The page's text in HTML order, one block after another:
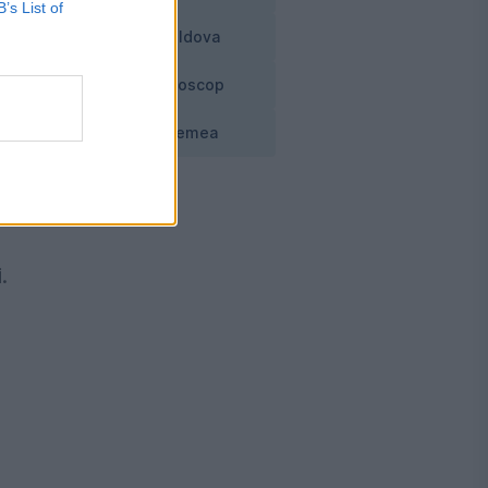
List of
Moldova
Horoscop
Vremea